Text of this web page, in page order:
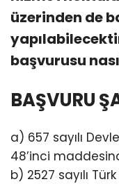
üzerinden de
başvurusu
BAŞVURU
a) 657 sayılı
48’inci
b) 2527 sayılı